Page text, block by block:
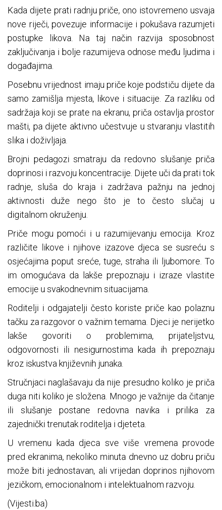
Kada dijete prati radnju priče, ono istovremeno usvaja
nove riječi, povezuje informacije i pokušava razumjeti
postupke likova. Na taj način razvija sposobnost
zaključivanja i bolje razumijeva odnose među ljudima i
događajima.
Posebnu vrijednost imaju priče koje podstiču dijete da
samo zamišlja mjesta, likove i situacije. Za razliku od
sadržaja koji se prate na ekranu, priča ostavlja prostor
mašti, pa dijete aktivno učestvuje u stvaranju vlastitih
slika i doživljaja.
Brojni pedagozi smatraju da redovno slušanje priča
doprinosi i razvoju koncentracije. Dijete uči da prati tok
radnje, sluša do kraja i zadržava pažnju na jednoj
aktivnosti duže nego što je to često slučaj u
digitalnom okruženju.
Priče mogu pomoći i u razumijevanju emocija. Kroz
različite likove i njihove izazove djeca se susreću s
osjećajima poput sreće, tuge, straha ili ljubomore. To
im omogućava da lakše prepoznaju i izraze vlastite
emocije u svakodnevnim situacijama.
Roditelji i odgajatelji često koriste priče kao polaznu
tačku za razgovor o važnim temama. Djeci je nerijetko
lakše govoriti o problemima, prijateljstvu,
odgovornosti ili nesigurnostima kada ih prepoznaju
kroz iskustva književnih junaka.
Stručnjaci naglašavaju da nije presudno koliko je priča
duga niti koliko je složena. Mnogo je važnije da čitanje
ili slušanje postane redovna navika i prilika za
zajednički trenutak roditelja i djeteta.
U vremenu kada djeca sve više vremena provode
pred ekranima, nekoliko minuta dnevno uz dobru priču
može biti jednostavan, ali vrijedan doprinos njihovom
jezičkom, emocionalnom i intelektualnom razvoju.
(Vijesti.ba)